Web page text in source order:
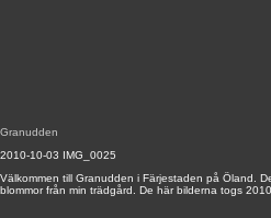
Granudden
2010-10-03 IMG_0025
Välkommen till Granudden i Färjestaden på Öland.
blommor från min trädgård. De här bilderna togs 2010.